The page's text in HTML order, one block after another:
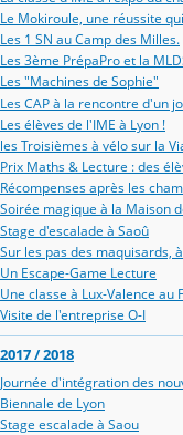
Le Mokiroule, une réussite
Les 1 SN au Camp des Milles.
Les 3ème PrépaPro et la
Les "Machines de Sophie"
Les CAP à la rencontre d'un
Les élèves de l'IME à Lyon !
les Troisièmes à vélo sur la
Prix Maths & Lecture : des
Récompenses après les
Soirée magique à la Maison
Stage d'escalade à Saoû
Sur les pas des maquisards,
Un Escape-Game Lecture
Une classe à Lux-Valence au
Visite de l'entreprise O-I
2017 / 2018
Journée d'intégration des
Biennale de Lyon
Stage escalade à Saou